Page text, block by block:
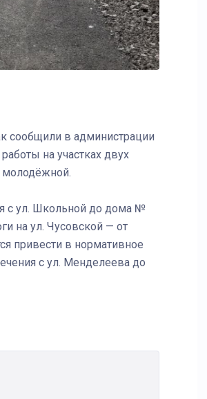
сообщили в администрации
на участках двух
молодёжной.
с ул. Школьной до дома №
на ул. Чусовской — от
привести в нормативное
с ул. Менделеева до
спецоперации сделал